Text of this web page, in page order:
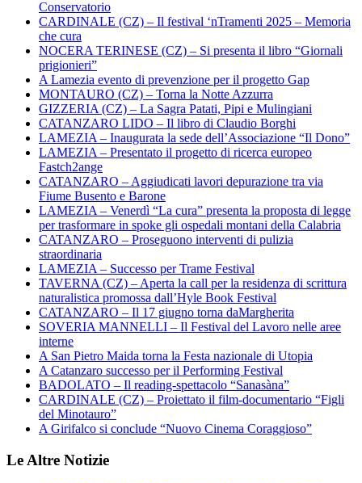
Conservatorio
CARDINALE (CZ) – Il festival ‘nTramenti 2025 – Memoria
che cura
NOCERA TERINESE (CZ) – Si presenta il libro “Giornali
prigionieri”
A Lamezia evento di prevenzione per il progetto Gap
MONTAURO (CZ) – Torna la Notte Azzurra
GIZZERIA (CZ) – La Sagra Patati, Pipi e Mulingiani
CATANZARO LIDO – Il libro di Claudio Borghi
LAMEZIA – Inaugurata la sede dell’Associazione “Il Dono”
LAMEZIA – Presentato il progetto di ricerca europeo
Fastch2ange
CATANZARO – Aggiudicati lavori depurazione tra via
Fiume Busento e Barone
LAMEZIA – Venerdì “La cura” presenta la proposta di legge
per trasformare in spoke gli ospedali montani della Calabria
CATANZARO – Proseguono interventi di pulizia
straordinaria
LAMEZIA – Successo per Trame Festival
TAVERNA (CZ) – Aperta la call per la residenza di scrittura
naturalistica promossa dall’Hyle Book Festival
CATANZARO – Il 17 giugno torna daMargherita
SOVERIA MANNELLI – Il Festival del Lavoro nelle aree
interne
A San Pietro Maida torna la Festa nazionale di Utopia
A Catanzaro successo per il Performing Festival
BADOLATO – Il reading-spettacolo “Sanasàna”
CARDINALE (CZ) – Proiettato il film-documentario “Figli
del Minotauro”
A Girifalco si conclude “Nuovo Cinema Coraggioso”
Le Altre Notizie